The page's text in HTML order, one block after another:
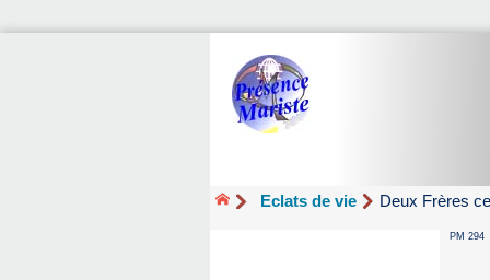
Eclats de vie Deux Frères
PM 294